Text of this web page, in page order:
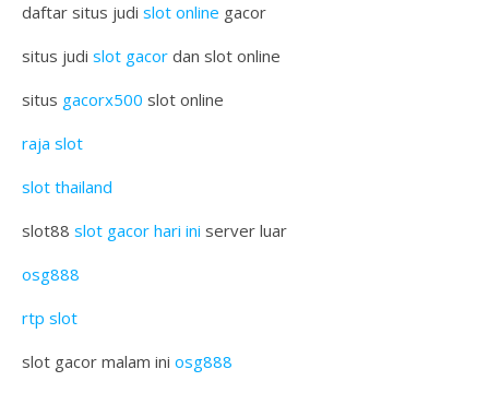
daftar situs judi slot online gacor
situs judi slot gacor dan slot online
situs gacorx500 slot online
raja slot
slot thailand
slot88 slot gacor hari ini server luar
osg888
rtp slot
slot gacor malam ini osg888